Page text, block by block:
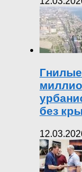
без